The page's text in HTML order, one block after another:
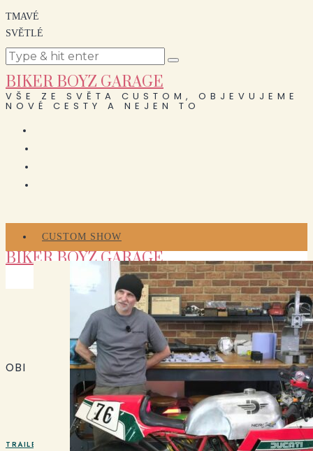
TMAVÉ
SVĚTLÉ
BIKER BOYZ GARAGE
VŠE ZE SVĚTA CUSTOM, OBJEVUJEME
NOVÉ CESTY A NEJEN TO
CUSTOM SHOW
BIKER BOYZ GARAGE
OBI
TRAILBLAZERS